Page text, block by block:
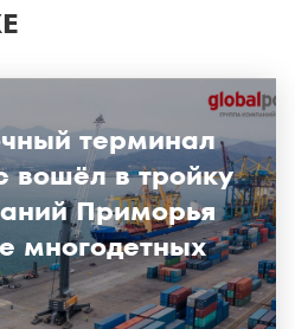
терминал
вошёл в тройку
Приморья
многодетных